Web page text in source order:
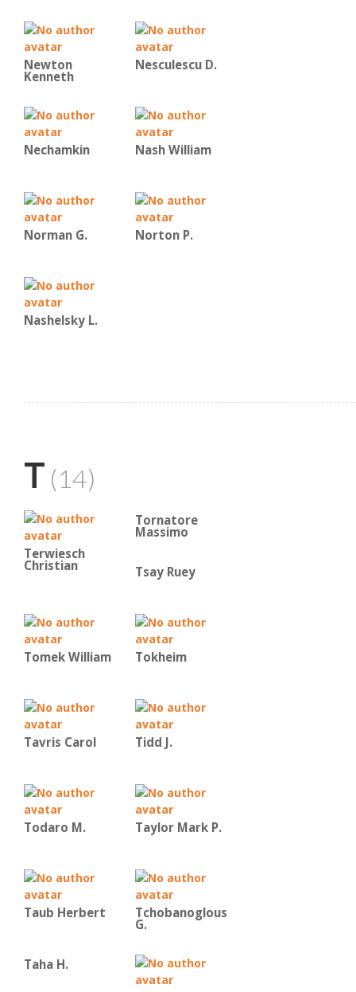
Newton
Kenneth
Nesculescu D.
Nechamkin Nash William
Norman G. Norton P.
Nashelsky L.
T (14)
Terwiesch
Christian
Tornatore
Massimo
Tsay Ruey
Tomek William Tokheim
Tavris Carol Tidd J.
Todaro M. Taylor Mark P.
Taub Herbert Tchobanoglous
G.
Taha H.